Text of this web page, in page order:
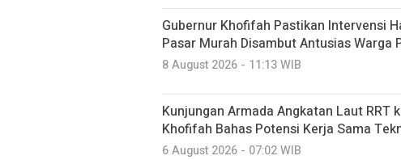
Gubernur Khofifah Pastikan Intervensi
Pasar Murah Disambut Antusias Warga
8 August 2026 - 11:13 WIB
Kunjungan Armada Angkatan Laut RRT
Khofifah Bahas Potensi Kerja Sama
6 August 2026 - 07:02 WIB